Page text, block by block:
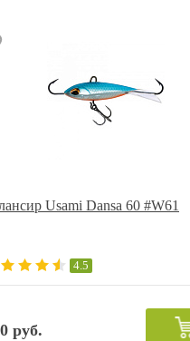
Usami Dansa 60 #W61
4.5
руб.